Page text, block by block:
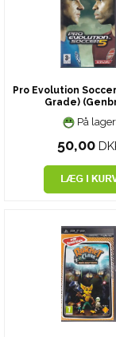
Pro Evolution Soccer
Grade)
På lager
50,00